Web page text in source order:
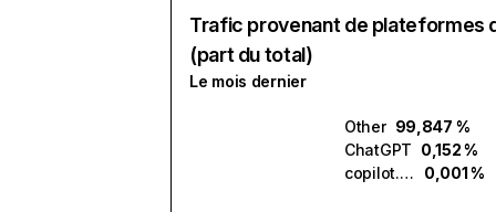
Trafic provenant de plateformes
(part du total)
Le mois dernier
Other 99,847 %
ChatGPT 0,152 %
copilot.microsoft.com
0,001 %